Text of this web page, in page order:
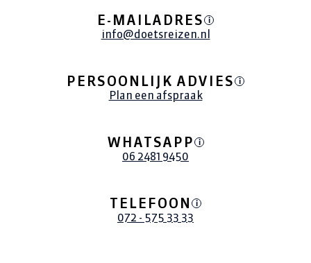
E-MAILADRES i
info@doetsreizen.nl
PERSOONLIJK ADVIES i
Plan een afspraak
WHATSAPP i
06 2481 9450
TELEFOON i
072 - 575 33 33